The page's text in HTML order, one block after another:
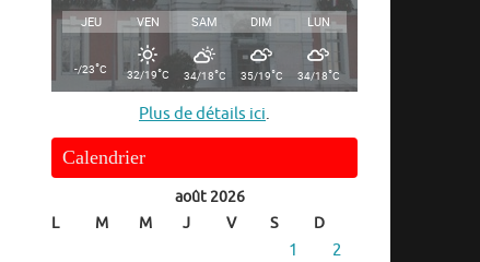
JEU VEN SAM DIM LUN
-/23°C 32/19°C 34/18°C 35/19°C 34/18°C
Plus de détails ici.
Calendrier
août 2026
L
M M J V S D
1
2